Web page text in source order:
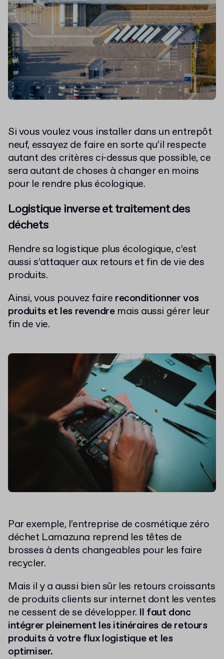
Si vous voulez vous installer dans un entrepôt
neuf, essayez de faire en sorte qu’il respecte
autant des critères ci-dessus que possible, ce
sera autant de choses à changer en moins
pour le rendre plus écologique.
Logistique inverse et traitement des
déchets
Rendre sa logistique plus écologique, c’est
aussi s’attaquer aux retours et fin de vie des
produits.
Ainsi, vous pouvez faire reconditionner vos
produits et les revendremais aussi gérer leur
fin de vie.
Par exemple, l’entreprise de cosmétique zéro
déchet Lamazuna reprend les têtes de
brosses à dents changeables pour les faire
recycler.
Mais il y a aussi bien sûr les retours croissants
de produits clients sur internet dont les ventes
ne cessent de se développer. Il faut donc
intégrer pleinement les itinéraires de retours
produits à votre flux logistique et les
optimiser.